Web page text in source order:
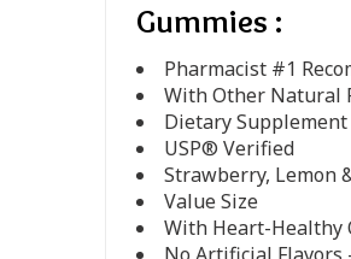
Gummies :
Pharmacist #1
With Other Natural
Dietary Supplement
USP® Verified
Strawberry, Lemon
Value Size
With Heart-Healthy
No Artificial